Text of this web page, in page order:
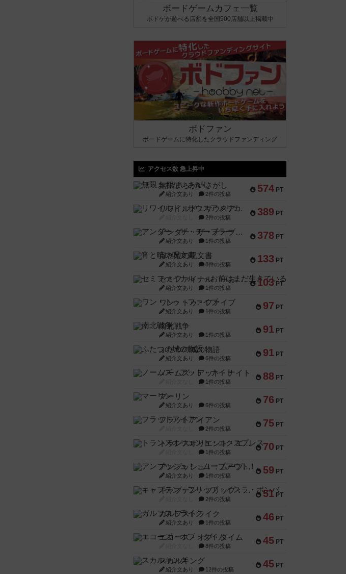
ボードゲームカフェ一覧
ボドゲが遊べる店舗を全国500店舗以上掲載中
ボドファン
ボードゲームに特化したクラウドファンディング
アクセス数 急上昇中
574 PT
無限まちがいさがし
紹介文あり 2件の投稿
389 PT
リワイルド：サウスアメリカ
2件の投稿
378 PT
アンダー・ザ・テーブラー
紹介文あり 1件の投稿
133 PT
宵と暁の呪文書
紹介文あり 8件の投稿
103 PT
セミファイナル ～お前はまだ生きている～
紹介文あり 1件の投稿
97 PT
ワン・トゥ・ファイブ
紹介文あり 1件の投稿
91 PT
南北戦争
紹介文あり 1件の投稿
91 PT
ふたつの城の物語
紹介文あり 6件の投稿
88 PT
ノームズ・アット・ナイト
1件の投稿
76 PT
マーリン
紹介文あり 6件の投稿
75 PT
フラットアイアン
2件の投稿
70 PT
トランスオリエント・エクスプレス
1件の投稿
59 PT
アンブッシュ！：ムーブアウト！
紹介文あり 1件の投稿
51 PT
キャプテン・フリップ：イスラ・ボンバ
2件の投稿
46 PT
ガルフストライク
紹介文あり 1件の投稿
45 PT
エコーズ・オブ・タイム
8件の投稿
45 PT
スカルキング
紹介文あり 12件の投稿